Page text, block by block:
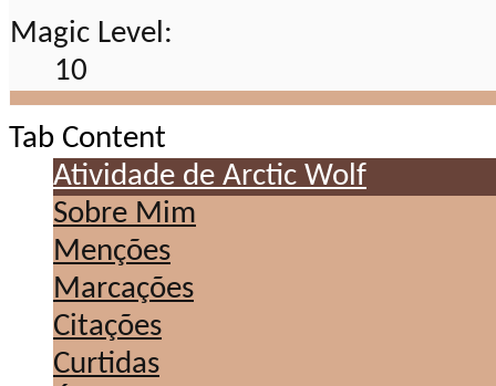
Magic Level:
10
Tab Content
Atividade de Arctic Wolf
Sobre Mim
Menções
Marcações
Citações
Curtidas